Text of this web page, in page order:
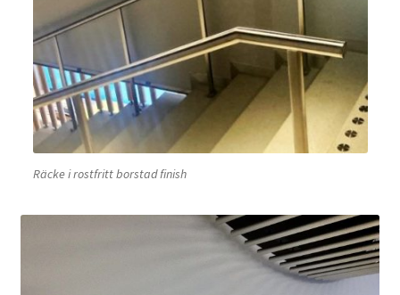
Räcke i rostfritt borstad finish